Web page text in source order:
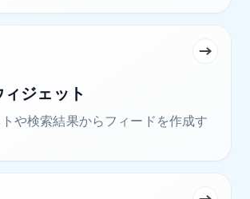
ジェット
や検索結果からフィードを作成す